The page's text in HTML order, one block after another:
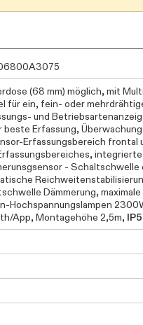
(68 mm) möglich, mit
ein, fein- oder
und
Erfassung,
Erfassungsbereich frontal
- Schaltschwelle
Dämmerung,
Hochspannungslampen
App, Montagehöhe 2,5m,